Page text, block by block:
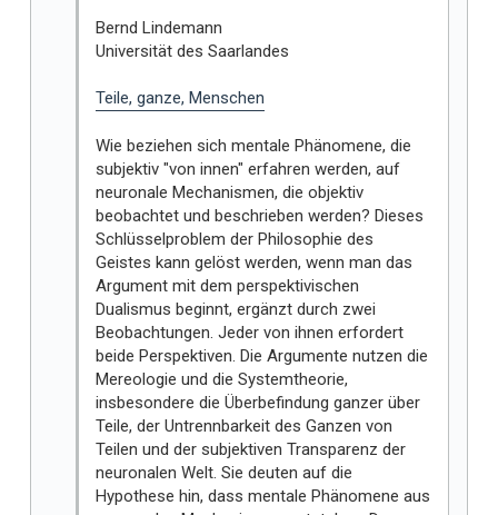
Bernd Lindemann
Universität des Saarlandes
Teile, ganze, Menschen
Wie beziehen sich mentale Phänomene, die
subjektiv "von innen" erfahren werden, auf
neuronale Mechanismen, die objektiv
beobachtet und beschrieben werden? Dieses
Schlüsselproblem der Philosophie des
Geistes kann gelöst werden, wenn man das
Argument mit dem perspektivischen
Dualismus beginnt, ergänzt durch zwei
Beobachtungen. Jeder von ihnen erfordert
beide Perspektiven. Die Argumente nutzen die
Mereologie und die Systemtheorie,
insbesondere die Überbefindung ganzer über
Teile, der Untrennbarkeit des Ganzen von
Teilen und der subjektiven Transparenz der
neuronalen Welt. Sie deuten auf die
Hypothese hin, dass mentale Phänomene aus